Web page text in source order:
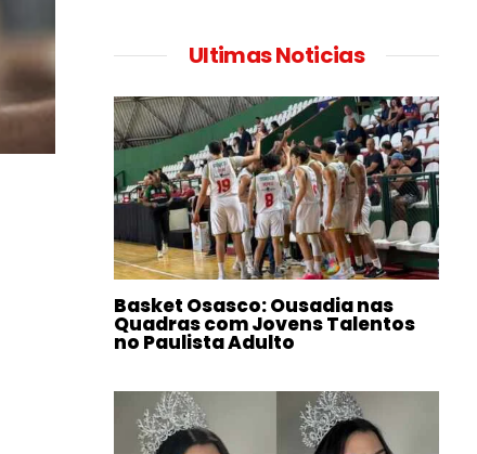
Ultimas Noticias
Basket Osasco: Ousadia nas
Quadras com Jovens Talentos
no Paulista Adulto